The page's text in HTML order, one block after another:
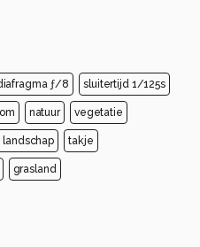
ƒ/8 sluitertijd 1/125s
natuur vegetatie
landschap takje
grasland